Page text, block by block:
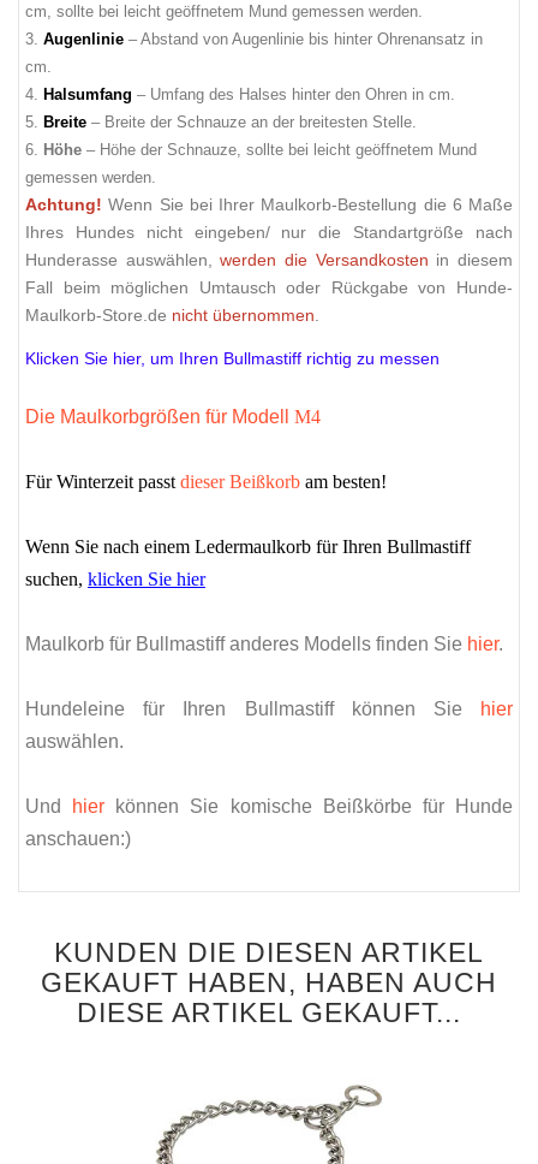
cm, sollte bei leicht geöffnetem Mund gemessen werden.
3. Augenlinie – Abstand von Augenlinie bis hinter Ohrenansatz in
cm.
4.
Halsumfang – Umfang des Halses hinter den Ohren in cm.
5.
Breite – Breite der Schnauze an der breitesten Stelle.
6.
Höhe – Höhe der Schnauze, sollte bei leicht geöffnetem Mund
gemessen werden.
Achtung! Wenn Sie bei Ihrer Maulkorb-Bestellung die 6 Maße
Ihres Hundes nicht eingeben/ nur die Standartgröße nach
Hunderasse auswählen,werden die Versandkosten in diesem
Fall beim möglichen Umtausch oder Rückgabe von Hunde-
Maulkorb-Store.de nicht übernommen
Klicken Sie hier, um Ihren Bullmastiff richtig zu messen
Die Maulkorbgrößen für Modell M4
Für Winterzeit passt dieser Beißkorb am besten!
Wenn Sie nach einem Ledermaulkorb für Ihren Bullmastiff
suchen, klicken Sie hier
Maulkorb für Bullmastiff anderes Modells finden Sie hier.
Hundeleine für Ihren Bullmastiff können Sie
hier
auswählen.
Und hier können Sie komische Beißkörbe für Hunde
anschauen:)
KUNDEN DIE DIESEN ARTIKEL
GEKAUFT HABEN, HABEN AUCH
DIESE ARTIKEL GEKAUFT...